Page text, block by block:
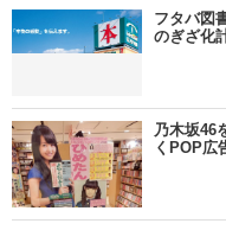
フタバ図
のぎざ化
乃木坂46
くPOP広